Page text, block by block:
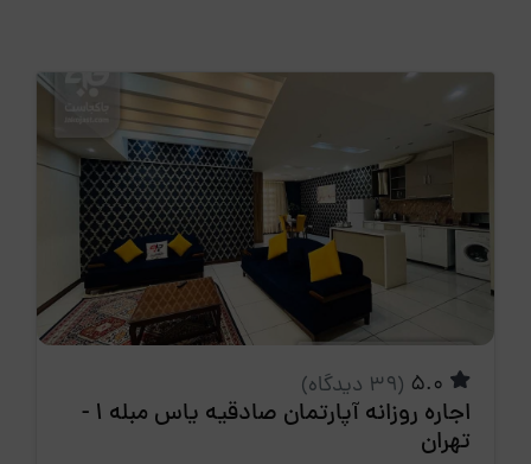
(39 دیدگاه)
اجاره روزانه آپارتمان صادقیه یاس مبله 1 -
تهران